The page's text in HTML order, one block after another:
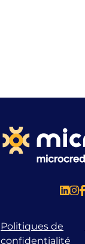
Politiques de
confidentialité